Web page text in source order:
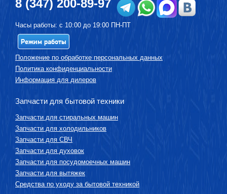
8 (347) 200-89-97
Часы работы: с 10:00 до 19:00 ПН-ПТ
Режим работы
Положение по обработке персональных данных
Политика конфиденциальности
Информация для дилеров
Запчасти для бытовой техники
Запчасти для стиральных машин
Запчасти для холодильников
Запчасти для СВЧ
Запчасти для духовок
Запчасти для посудомоечных машин
Запчасти для вытяжек
Средства по уходу за бытовой техникой